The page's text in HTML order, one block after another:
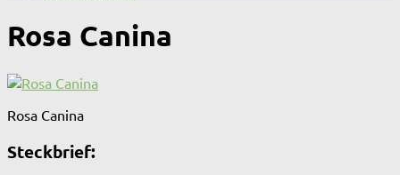
Rosa Canina
Rosa Canina
Steckbrief: